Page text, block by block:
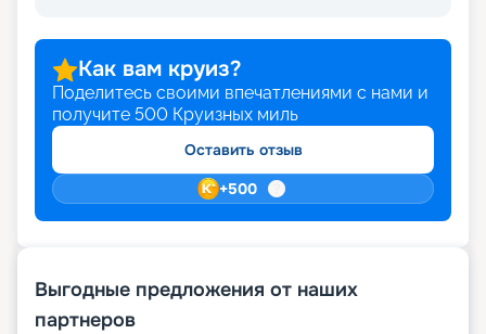
Как вам круиз?
Поделитесь своими впечатлениями с нами и
получите 500 Круизных миль
Оставить отзыв
+500
Выгодные предложения от наших
партнеров